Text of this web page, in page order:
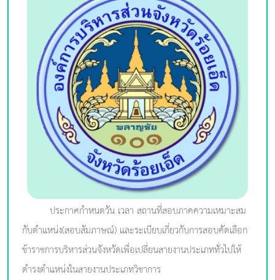
ประกาศกำหนดวัน เวลา สถานที่สอบภาคความเหมาะสม
กับตำแหน่ง(สอบสัมภาษณ์) และระเบียบเกี่ยวกับการสอบคัดเลือก
ข้าราชการบริหารส่วนจังหวัดเพื่อเปลี่ยนสายงานประเภททั่วไปให้
ดำรงตำแหน่งในสายงานประเภทวิชาการ